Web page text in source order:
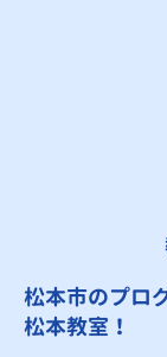
松本市のプロ
松本教室！